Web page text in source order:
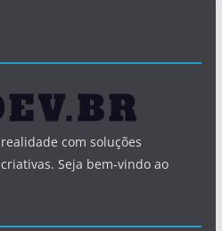
com soluções
Seja bem-vindo ao